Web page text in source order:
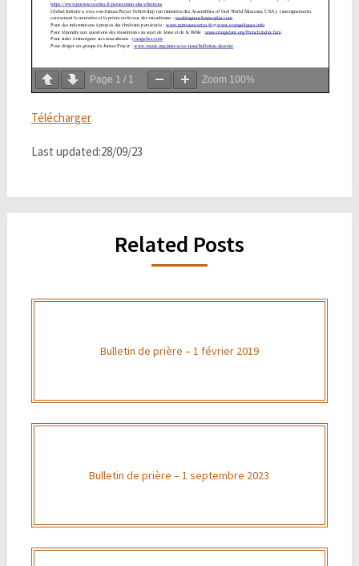
Page 1 / 1 Zoom 100%
Télécharger
Last updated:28/09/23
Related Posts
Bulletin de prière – 1 février 2019
Bulletin de prière – 1 septembre 2023